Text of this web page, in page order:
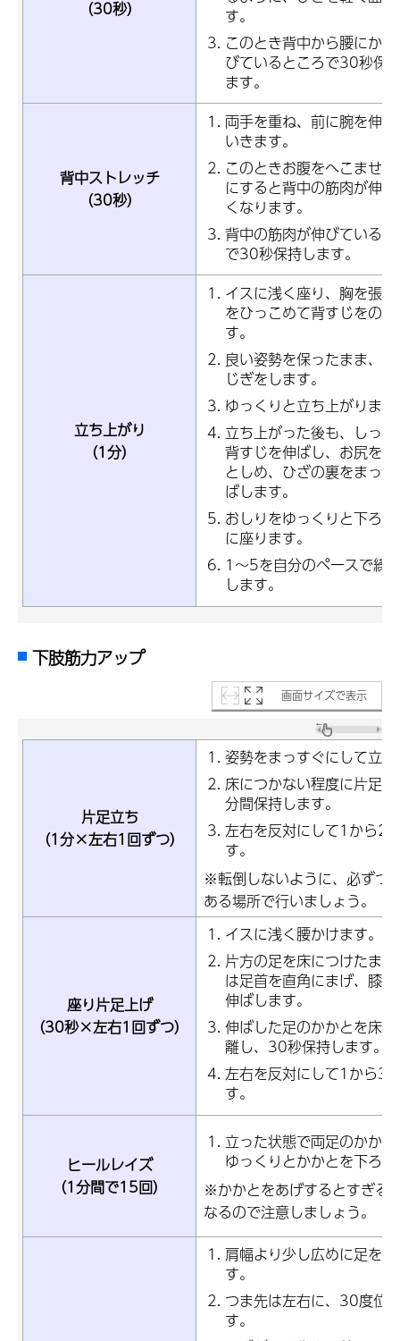
（30秒）
す。
このとき背中から腰にか
びているところで30秒保
ます。
背中ストレッチ
（30秒）
両手を重ね、前に腕を伸
いきます。
このときお腹をへこませ
にすると背中の筋肉が伸
くなります。
背中の筋肉が伸びている
で30秒保持します。
立ち上がり
（1分）
イスに浅く座り、胸を張
をひっこめて背すじをの
す。
良い姿勢を保ったまま、
じぎをします。
ゆっくりと立ち上がりま
立ち上がった後も、しっ
背すじを伸ばし、お尻を
としめ、ひざの裏をまっ
ばします。
おしりをゆっくりと下ろ
に座ります。
1～5を自分のペースで繰
します。
下肢筋力アップ
画面サイズで表示
片足立ち
（1分×左右1回ずつ）
姿勢をまっすぐにして立
床につかない程度に片足
分間保持します。
左右を反対にして1から2
す。
※転倒しないように、必ずつ
ある場所で行いましょう。
座り片足上げ
（30秒×左右1回ずつ）
イスに浅く腰かけます。
片方の足を床につけたま
は足首を直角にまげ、膝
伸ばします。
伸ばした足のかかとを床
離し、30秒保持します。
左右を反対にして1から3
す。
ヒールレイズ
（1分間で15回）
立った状態で両足のかか
ゆっくりとかかとを下ろ
※かかとをあげするとすぎる
なるので注意しましょう。
肩幅より少し広めに足を
す。
つま先は左右に、30度位
す。